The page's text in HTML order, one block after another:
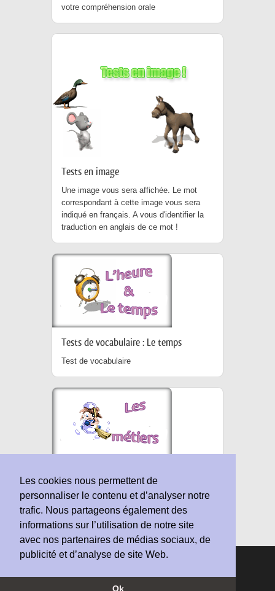
Les cookies nous permettent de
personnaliser le contenu et d’analyser notre
trafic. Nous partageons également des
informations sur l’utilisation de notre site
avec nos partenaires de médias sociaux, de
publicité et d’analyse de site Web.
Ok
votre compréhension orale
Tests en image
Une image vous sera affichée. Le mot
correspondant à cette image vous sera
indiqué en français. A vous d'identifier la
traduction en anglais de ce mot !
Tests de vocabulaire : Le temps
Test de vocabulaire
Les métiers
Test de vocabulaire
Conditions d'utilisation